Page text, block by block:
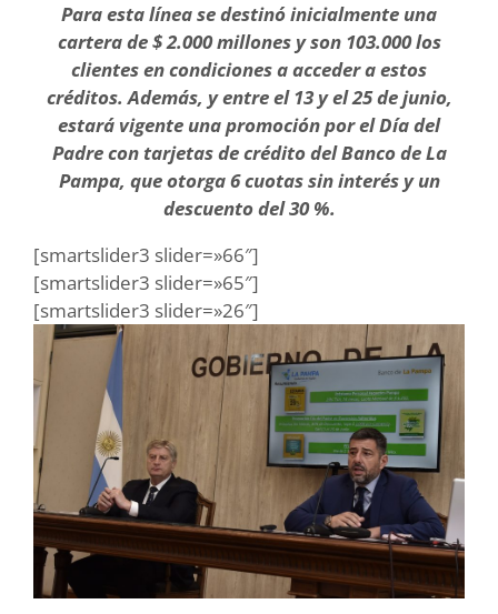
Para esta línea se destinó inicialmente una
cartera de $ 2.000 millones y son 103.000 los
clientes en condiciones a acceder a estos
créditos. Además, y entre el 13 y el 25 de junio,
estará vigente una promoción por el Día del
Padre con tarjetas de crédito del Banco de La
Pampa, que otorga 6 cuotas sin interés y un
descuento del 30 %.
[smartslider3 slider=»66″]
[smartslider3 slider=»65″]
[smartslider3 slider=»26″]